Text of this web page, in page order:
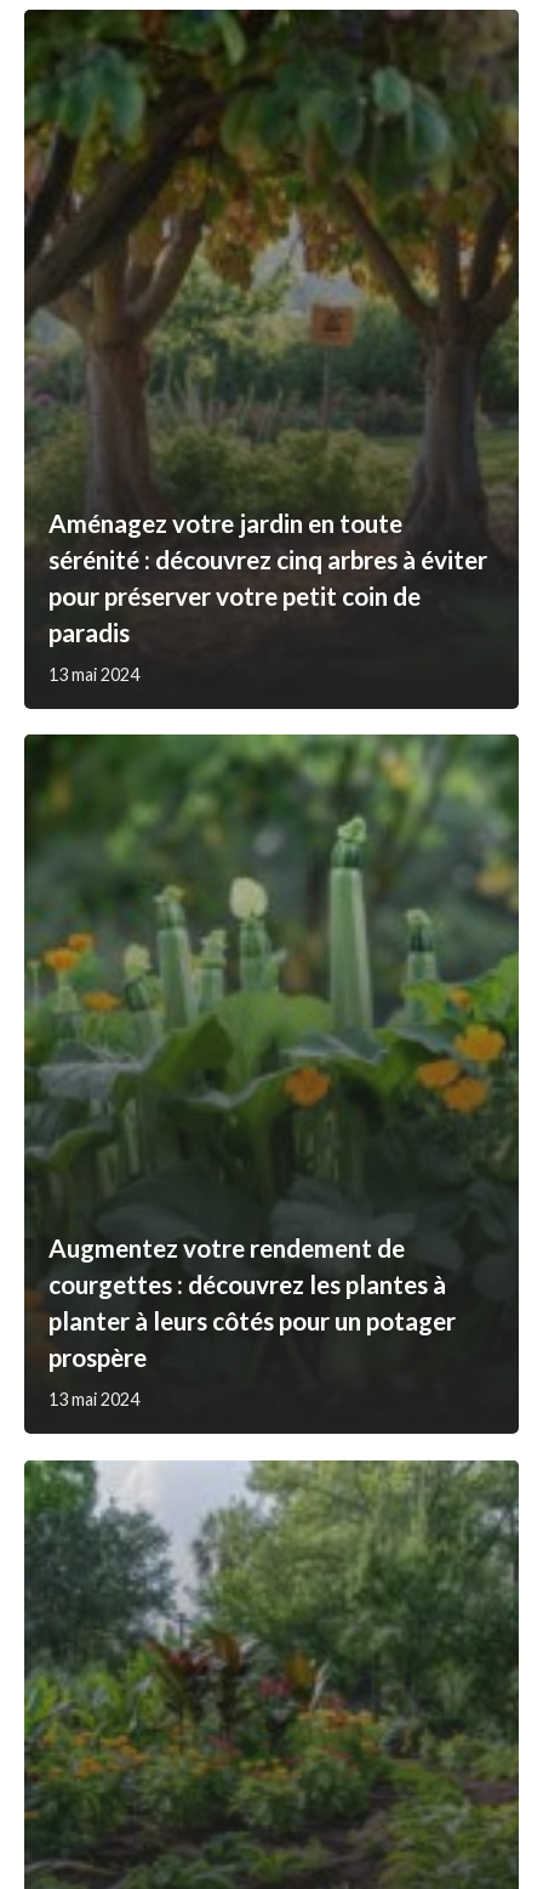
Aménagez votre jardin en toute
sérénité : découvrez cinq arbres à éviter
pour préserver votre petit coin de
paradis
13 mai 2024
Augmentez votre rendement de
courgettes : découvrez les plantes à
planter à leurs côtés pour un potager
prospère
13 mai 2024